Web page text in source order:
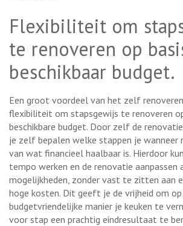
Flexibiliteit om
te renoveren op
beschikbaar budget.
Een groot voordeel van het zelf
flexibiliteit om stapsgewijs te renoveren
beschikbare budget. Door zelf de
je zelf bepalen welke stappen je wanneer
van wat financieel haalbaar is. Hierdoor
tempo werken en de renovatie aanpassen
mogelijkheden, zonder vast te zitten aan
hoge kosten. Dit geeft je de vrijheid om op
budgetvriendelijke manier je keuken te
voor stap een prachtig eindresultaat te